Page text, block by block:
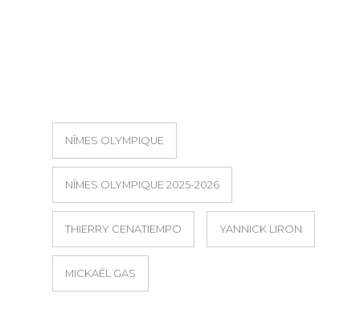
NÎMES OLYMPIQUE
NÎMES OLYMPIQUE 2025-2026
THIERRY CENATIEMPO YANNICK LIRON
MICKAËL GAS